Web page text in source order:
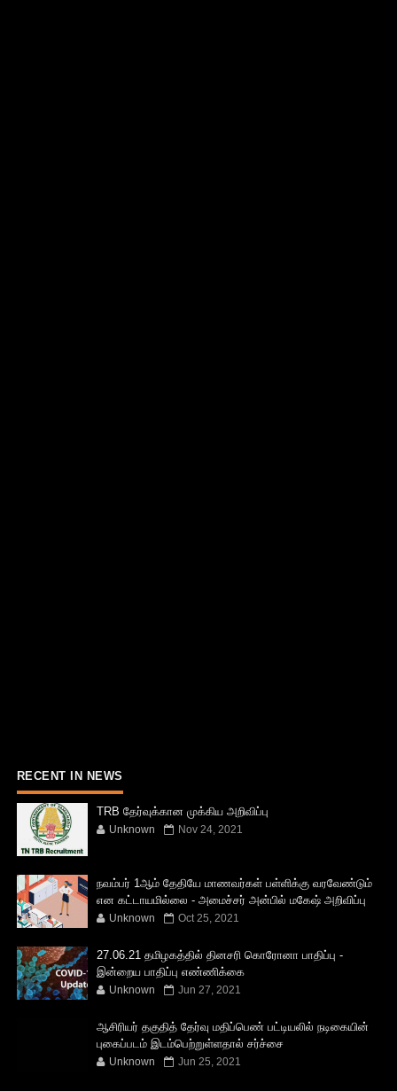
RECENT IN NEWS
TRB தேர்வுக்கான முக்கிய அறிவிப்பு
Unknown Nov 24, 2021
நவம்பர் 1ஆம் தேதியே மாணவர்கள் பள்ளிக்கு வரவேண்டும்
என கட்டாயமில்லை - அமைச்சர் அன்பில் மகேஷ் அறிவிப்பு
Unknown Oct 25, 2021
27.06.21 தமிழகத்தில் தினசரி கொரோனா பாதிப்பு -
இன்றைய பாதிப்பு எண்ணிக்கை
Unknown Jun 27, 2021
ஆசிரியர் தகுதித் தேர்வு மதிப்பெண் பட்டியலில் நடிகையின்
புகைப்படம் இடம்பெற்றுள்ளதால் சர்ச்சை
Unknown Jun 25, 2021